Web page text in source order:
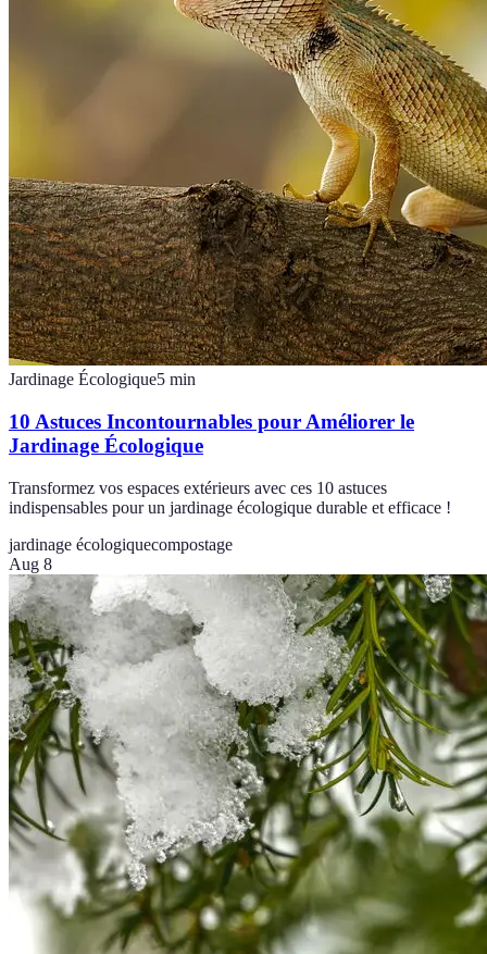
Jardinage Écologique5 min
10 Astuces Incontournables pour Améliorer le
Jardinage Écologique
Transformez vos espaces extérieurs avec ces 10 astuces
indispensables pour un jardinage écologique durable et efficace !
jardinage écologiquecompostage
Aug 8